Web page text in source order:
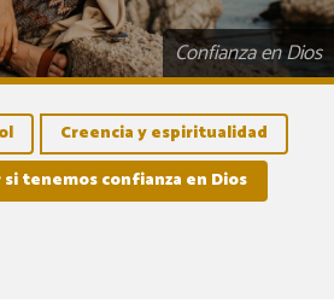
Confianza en Dios
Creencia y espiritualidad
tenemos confianza en Dios